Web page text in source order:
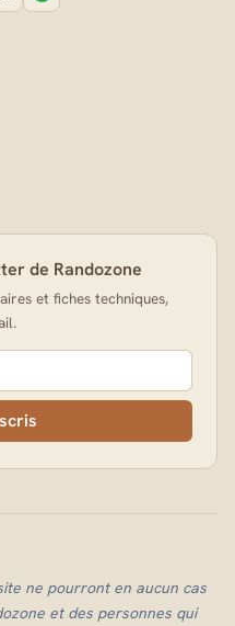
de Randozone
et fiches techniques,
ne pourront en aucun cas
et des personnes qui